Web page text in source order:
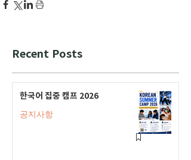
Recent Posts
한국어 집중 캠프 2026
공지사항